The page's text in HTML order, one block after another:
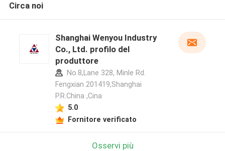
Circa noi
Shanghai Wenyou Industry
Co., Ltd. profilo del
produttore
No.8,Lane 328, Minle Rd.
Fengxian 201419,Shanghai
P.R.China ,Cina
5.0
Fornitore verificato
Osservi più